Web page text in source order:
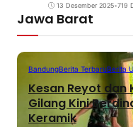
13 Desember 2025•719
Jawa Barat
BandungBerita TerbaruBerita
Kesan Reyot dan
Gilang Kini
Keramik